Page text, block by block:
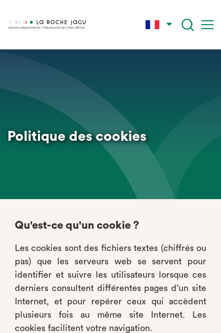
content
Politique des cookies
Qu'est-ce qu'un cookie ?
Les cookies sont des fichiers textes (chiffrés ou
pas) que les serveurs web se servent pour
identifier et suivre les utilisateurs lorsque ces
derniers consultent différentes pages d’un site
Internet, et pour repérer ceux qui accèdent
plusieurs fois au même site Internet. Les
cookies facilitent votre navigation.